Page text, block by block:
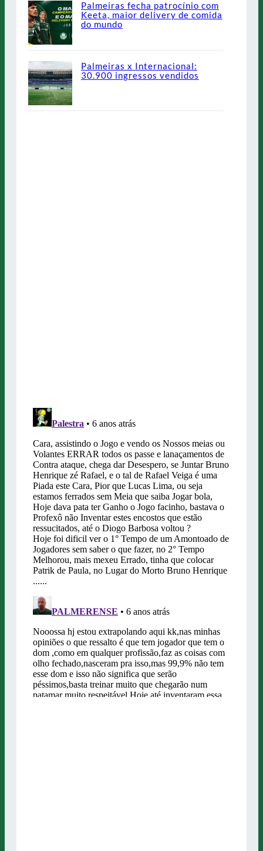
Palmeiras fecha patrocínio com
Keeta, maior delivery de comida
do mundo
Palmeiras x Internacional:
30.900 ingressos vendidos